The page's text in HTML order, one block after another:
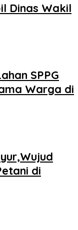
Dinas Wakil
SPPG
Warga di
di